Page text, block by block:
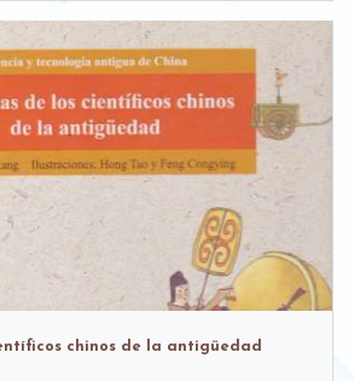
chinos de la antigüedad